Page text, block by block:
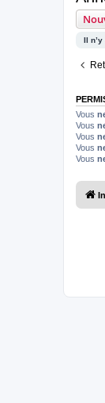
Il
Vous
Vous
Vous
Vous
Vous